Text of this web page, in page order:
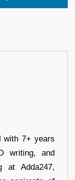
with 7+ years
writing, and
at Adda247,